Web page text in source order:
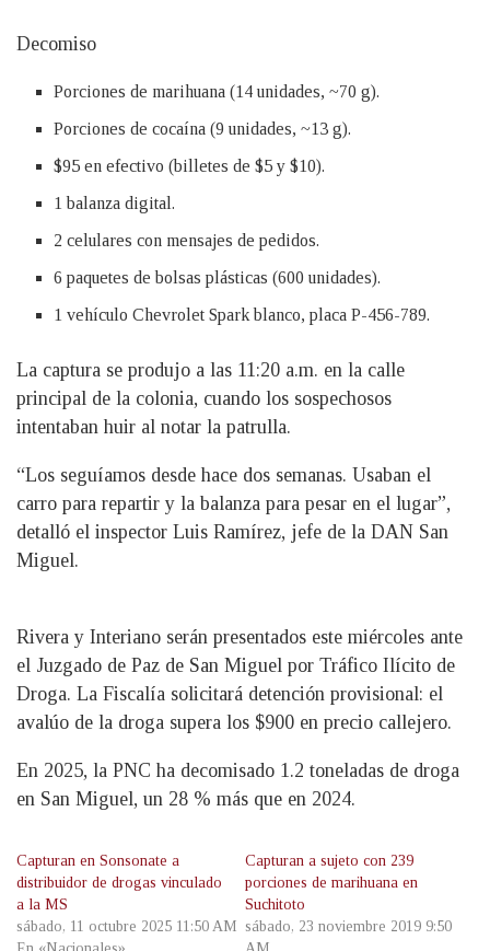
Decomiso
Porciones de marihuana (14 unidades, ~70 g).
Porciones de cocaína (9 unidades, ~13 g).
$95 en efectivo (billetes de $5 y $10).
1 balanza digital.
2 celulares con mensajes de pedidos.
6 paquetes de bolsas plásticas (600 unidades).
1 vehículo Chevrolet Spark blanco, placa P-456-789.
La captura se produjo a las 11:20 a.m. en la calle
principal de la colonia, cuando los sospechosos
intentaban huir al notar la patrulla.
“Los seguíamos desde hace dos semanas. Usaban el
carro para repartir y la balanza para pesar en el lugar”,
detalló el inspector Luis Ramírez, jefe de la DAN San
Miguel.
Rivera y Interiano serán presentados este miércoles ante
el Juzgado de Paz de San Miguel por Tráfico Ilícito de
Droga. La Fiscalía solicitará detención provisional: el
avalúo de la droga supera los $900 en precio callejero.
En 2025, la PNC ha decomisado 1.2 toneladas de droga
en San Miguel, un 28 % más que en 2024.
Capturan en Sonsonate a
distribuidor de drogas vinculado
a la MS
sábado, 11 octubre 2025 11:50 AM
Capturan a sujeto con 239
porciones de marihuana en
Suchitoto
sábado, 23 noviembre 2019 9:50